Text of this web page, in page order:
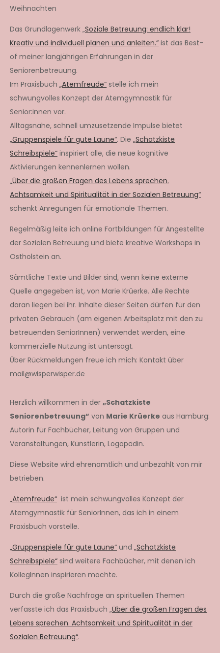
Weihnachten
Das Grundlagenwerk „Soziale Betreuung: endlich klar!
Kreativ und individuell planen und anleiten.“ ist das Best-
of meiner langjährigen Erfahrungen in der
Seniorenbetreuung.
Im Praxisbuch „Atemfreude“ stelle ich mein
schwungvolles Konzept der Atemgymnastik für
Senior:innen vor.
Alltagsnahe, schnell umzusetzende Impulse bietet
„Gruppenspiele für gute Laune“. Die „Schatzkiste
Schreibspiele“ inspiriert alle, die neue kognitive
Aktivierungen kennenlernen wollen.
„Über die großen Fragen des Lebens sprechen.
Achtsamkeit und Spiritualität in der Sozialen Betreuung“
schenkt Anregungen für emotionale Themen.
Regelmäßig leite ich online Fortbildungen für Angestellte
der Sozialen Betreuung und biete kreative Workshops in
Ostholstein an.
Sämtliche Texte und Bilder sind, wenn keine externe
Quelle angegeben ist, von Marie Krüerke. Alle Rechte
daran liegen bei ihr. Inhalte dieser Seiten dürfen für den
privaten Gebrauch (am eigenen Arbeitsplatz mit den zu
betreuenden SeniorInnen) verwendet werden, eine
kommerzielle Nutzung ist untersagt.
Über Rückmeldungen freue ich mich: Kontakt über
mail@wisperwisper.de
Herzlich willkommen in der „Schatzkiste
Seniorenbetreuung“ von Marie Krüerke aus Hamburg:
Autorin für Fachbücher, Leitung von Gruppen und
Veranstaltungen, Künstlerin, Logopädin.
Diese Website wird ehrenamtlich und unbezahlt von mir
betrieben.
„Atemfreude“ ist mein schwungvolles Konzept der
Atemgymnastik für SeniorInnen, das ich in einem
Praxisbuch vorstelle.
„Gruppenspiele für gute Laune“ und „Schatzkiste
Schreibspiele“ sind weitere Fachbücher, mit denen ich
KollegInnen inspirieren möchte.
Durch die große Nachfrage an spirituellen Themen
verfasste ich das Praxisbuch „Über die großen Fragen des
Lebens sprechen. Achtsamkeit und Spiritualität in der
Sozialen Betreuung“.